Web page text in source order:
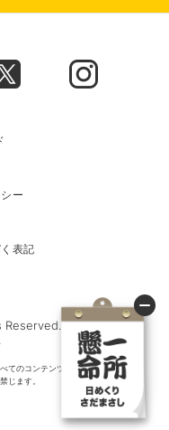
ー
表記
Powered by
てのコンテンツについて、
じます。